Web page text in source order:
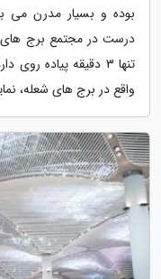
درست در مجتمع برج های
واقع در برج های شعله،